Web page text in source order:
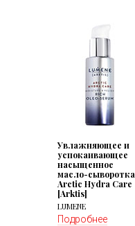
Увлажняющее и
успокаивающее
насыщенное
масло-сыворотка
Arctic Hydra Care
[Arktis]
LUMENE
Подробнее